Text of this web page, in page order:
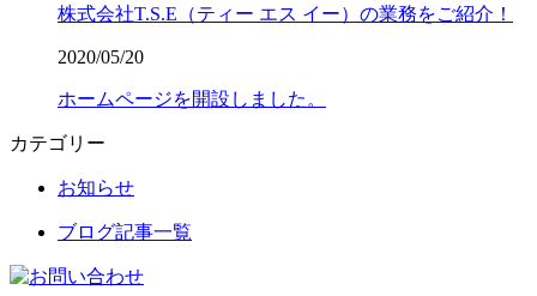
株式会社T.S.E（ティー エス イー）の業務をご紹介！
2020/05/20
ホームページを開設しました。
カテゴリー
お知らせ
ブログ記事一覧